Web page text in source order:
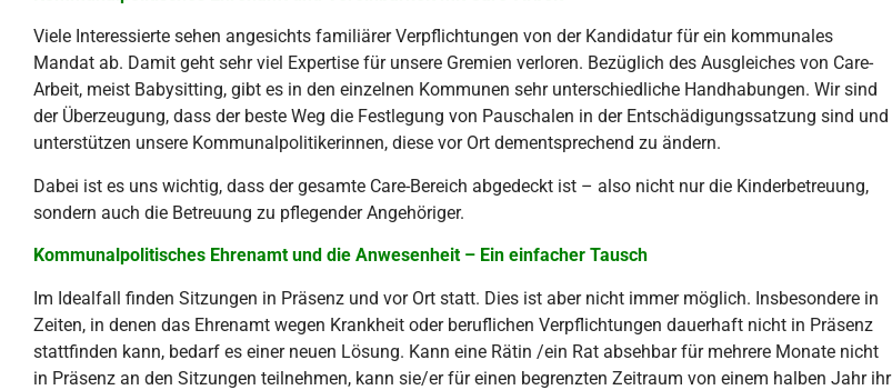
Viele Interessierte sehen angesichts familiärer Verpflichtungen von der Kandidatur für ein kommunales
Mandat ab. Damit geht sehr viel Expertise für unsere Gremien verloren. Bezüglich des Ausgleiches von Care-
Arbeit, meist Babysitting, gibt es in den einzelnen Kommunen sehr unterschiedliche Handhabungen. Wir sind
der Überzeugung, dass der beste Weg die Festlegung von Pauschalen in der Entschädigungssatzung sind und
unterstützen unsere Kommunalpolitikerinnen, diese vor Ort dementsprechend zu ändern.
Dabei ist es uns wichtig, dass der gesamte Care-Bereich abgedeckt ist – also nicht nur die Kinderbetreuung,
sondern auch die Betreuung zu pflegender Angehöriger.
Kommunalpolitisches Ehrenamt und die Anwesenheit – Ein einfacher Tausch
Im Idealfall finden Sitzungen in Präsenz und vor Ort statt. Dies ist aber nicht immer möglich. Insbesondere in
Zeiten, in denen das Ehrenamt wegen Krankheit oder beruflichen Verpflichtungen dauerhaft nicht in Präsenz
stattfinden kann, bedarf es einer neuen Lösung. Kann eine Rätin /ein Rat absehbar für mehrere Monate nicht
in Präsenz an den Sitzungen teilnehmen, kann sie/er für einen begrenzten Zeitraum von einem halben Jahr ihr